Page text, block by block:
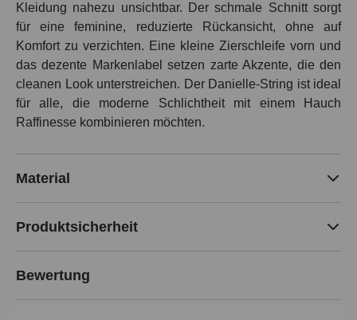
Kleidung nahezu unsichtbar. Der schmale Schnitt sorgt
für eine feminine, reduzierte Rückansicht, ohne auf
Komfort zu verzichten. Eine kleine Zierschleife vorn und
das dezente Markenlabel setzen zarte Akzente, die den
cleanen Look unterstreichen. Der Danielle-String ist ideal
für alle, die moderne Schlichtheit mit einem Hauch
Raffinesse kombinieren möchten.
Material
Produktsicherheit
Bewertung